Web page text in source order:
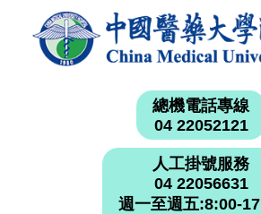
總機電話專線
04 22052121
人工掛號服務
04 22056631
週一至週五:8:00-